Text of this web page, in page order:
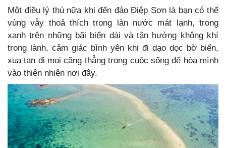
Một điều lý thú nữa khi đến đảo Điệp Sơn là bạn có thể
vùng vẫy thoả thích trong làn nước mát lạnh, trong
xanh trên những bãi biển dài và tận hưởng không khí
trong lành, cảm giác bình yên khi đi dạo dọc bờ biển,
xua tan đi mọi căng thẳng trong cuộc sống để hòa mình
vào thiên nhiên nơi đây.